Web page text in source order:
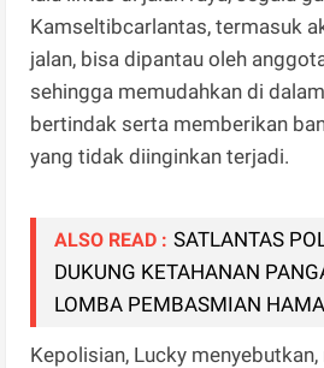
Kamseltibcarlantas, termasuk
jalan, bisa dipantau oleh
sehingga memudahkan di
bertindak serta memberikan
yang tidak diinginkan terjadi.
ALSO READ : SATLANTAS
DUKUNG KETAHANAN
LOMBA PEMBASMIAN
Kepolisian, Lucky